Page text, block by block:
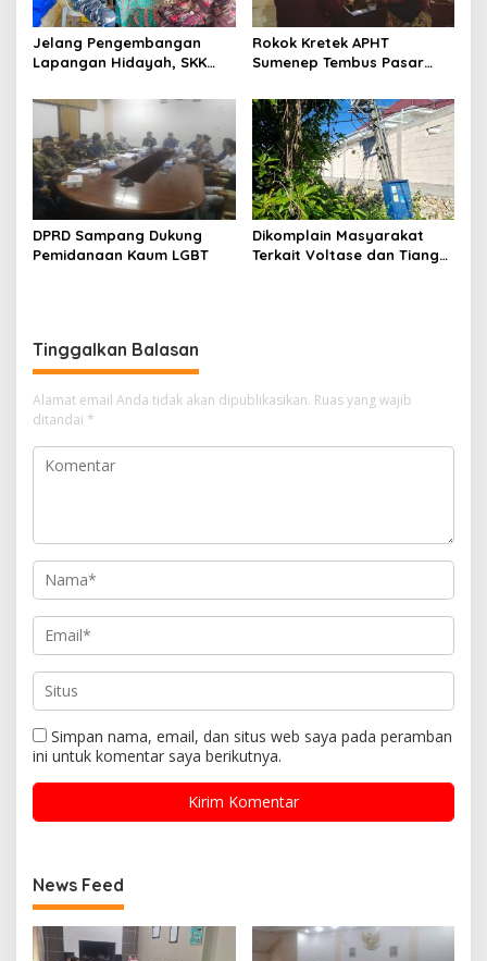
Jelang Pengembangan
Lapangan Hidayah, SKK
Perkuat Sinergi dengan
Nelayan Sampang
Rokok Kretek APHT
Sumenep Tembus Pasar
DPRD Sampang Dukung
Pemidanaan Kaum LGBT
Dikomplain Masyarakat
Terkait Voltase dan Tiang
Tinggalkan Balasan
Alamat email Anda tidak akan dipublikasikan. Ruas yang wajib
ditandai *
Simpan nama, email, dan situs web saya pada peramban
ini untuk komentar saya berikutnya.
News Feed